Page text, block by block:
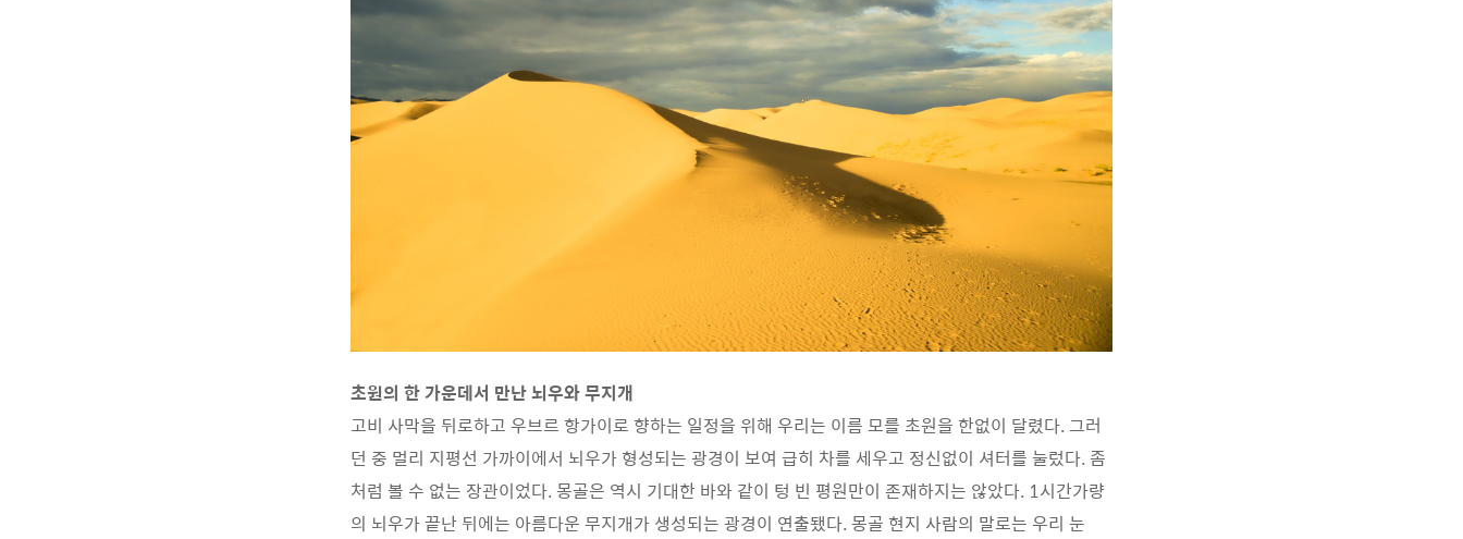
초원의 한 가운데서 만난 뇌우와 무지개
고비 사막을 뒤로하고 우브르 항가이로 향하는 일정을 위해 우리는 이름 모를 초원을 한없이 달렸다. 그러
던 중 멀리 지평선 가까이에서 뇌우가 형성되는 광경이 보여 급히 차를 세우고 정신없이 셔터를 눌렀다. 좀
처럼 볼 수 없는 장관이었다. 몽골은 역시 기대한 바와 같이 텅 빈 평원만이 존재하지는 않았다. 1시간가량
의 뇌우가 끝난 뒤에는 아름다운 무지개가 생성되는 광경이 연출됐다. 몽골 현지 사람의 말로는 우리 눈